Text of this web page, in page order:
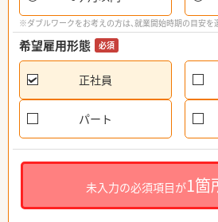
※ダブルワークをお考えの方は、就業開始時期の目安を
希望雇用形態 必須
正社員
パート
未入力の必須項目が1箇